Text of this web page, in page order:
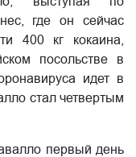
где он сейчас
400 кг кокаина,
посольстве в
идет в
стал четвертым
первый день